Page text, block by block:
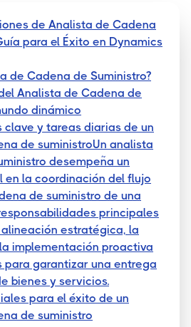
de Analista de Cadena
para el Éxito en Dynamics
de Cadena de Suministro?
Analista de Cadena de
dinámico
clave y tareas diarias de un
de suministroUn analista
desempeña un
en la coordinación del flujo
de suministro de una
principales
estratégica, la
implementación proactiva
garantizar una entrega
bienes y servicios.
para el éxito de un
de suministro